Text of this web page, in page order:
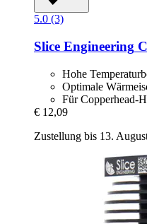
5.0 (3)
Slice Engineering
Hohe
Optimale
Für Copperhead-
€ 12,09
Zustellung bis 13.